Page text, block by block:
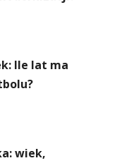
Ile lat ma
wiek,